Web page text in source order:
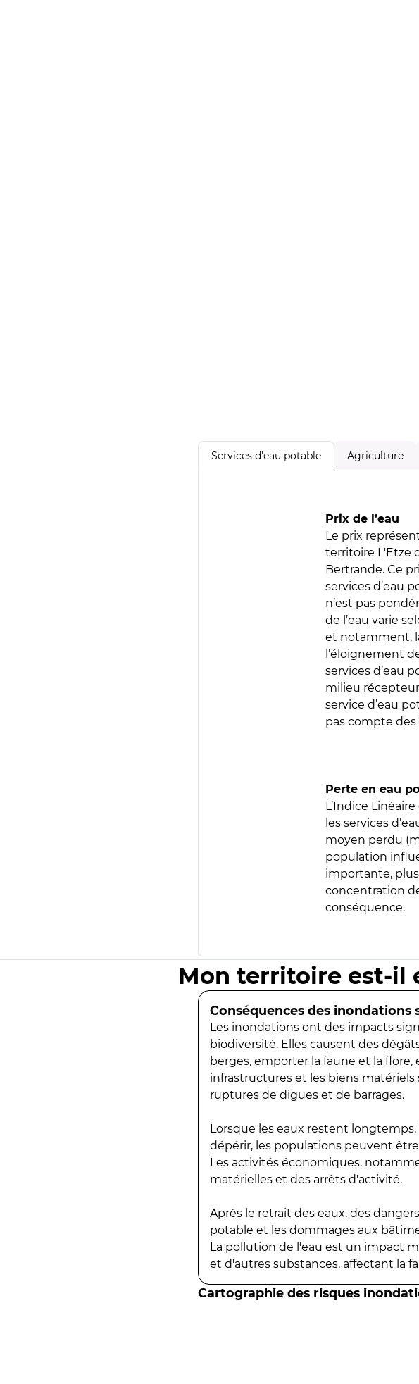
Services d'eau potable Agriculture
Prix de l’eau
Le prix
territoire L'Etze
Bertrande. Ce
services d’eau
n’est pas
de l’eau varie
et notamment,
l’éloignement
services d’eau
milieu
service d’eau
pas compte des
Perte en eau
L’Indice
les services
moyen perdu
population
importante,
concentration
conséquence.
Mon territoire est-il
Conséquences des inondations
Les inondations ont des impacts
biodiversité. Elles causent des
berges, emporter la faune et la
infrastructures et les biens
ruptures de digues et de barrages.
Lorsque les eaux restent
dépérir, les populations peuvent
Les activités économiques,
matérielles et des arrêts d'activité.
Après le retrait des eaux, des
potable et les dommages aux
La pollution de l'eau est un impact
et d'autres substances, affectant la
Cartographie des risques